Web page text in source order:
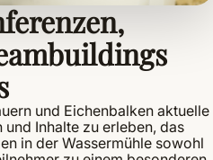
und Eichenbalken aktuelle
Inhalte zu erleben, das
in der Wassermühle sowohl